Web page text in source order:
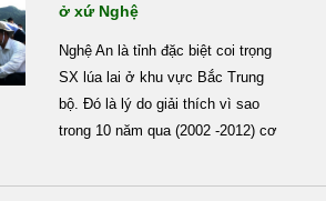
ở xứ Nghệ
Nghệ An là tỉnh đặc biệt coi trọng
SX lúa lai ở khu vực Bắc Trung
bộ. Đó là lý do giải thích vì sao
trong 10 năm qua (2002 -2012) cơ
ở mức cao (từ 50-70%) tổng diện